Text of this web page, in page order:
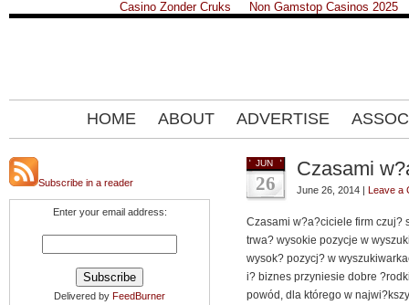
Casino Zonder Cruks Non Gamstop Casinos 2025
HOME ABOUT ADVERTISE
Subscribe in a reader
Enter your email address:
Delivered by FeedBurner
JUN
26
Czasami
June 26, 2014 | Leave a
Czasami w?a?ciciele firm czuj?
trwa? wysokie pozycje w
wysok? pozycj? w
i? biznes przyniesie dobre
powód, dla którego w